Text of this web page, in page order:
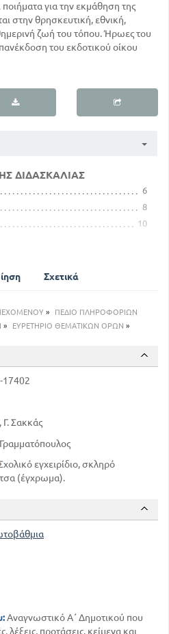
ποιήματα για την εκμάθηση της
στην θρησκευτική, εθνική,
ζωή του τόπου. Ήρωες του
του εκδοτικού οίκου
ΔΙΔΑΣΚΑΛΙΑΣ
6
8
10
51
145
153
Σχετικά
»
ΠΕΔΙΟ ΠΛΗΡΟΦΟΡΙΩΝ
» ΕΥΡΕΤΗΡΙΟ ΘΕΜΑΤΙΚΩΝ ΟΡΩΝ »
17402
Γ. Σακκάς
εγχειρίδιο, σκληρό
(έγχρωμα).
Αναγνωστικό Α΄ Δημοτικού που
λέξεις, προτάσεις, κείμενα και